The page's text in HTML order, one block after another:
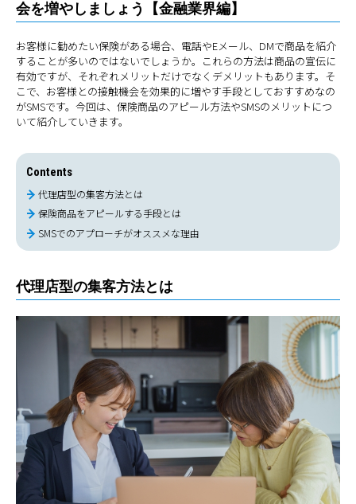
会を増やしましょう【金融業界編】
お客様に勧めたい保険がある場合、電話やEメール、DMで商品を紹介
することが多いのではないでしょうか。これらの方法は商品の宣伝に
有効ですが、それぞれメリットだけでなくデメリットもあります。そ
こで、お客様との接触機会を効果的に増やす手段としておすすめなの
がSMSです。今回は、保険商品のアピール方法やSMSのメリットにつ
いて紹介していきます。
Contents
代理店型の集客方法とは
保険商品をアピールする手段とは
SMSでのアプローチがオススメな理由
代理店型の集客方法とは